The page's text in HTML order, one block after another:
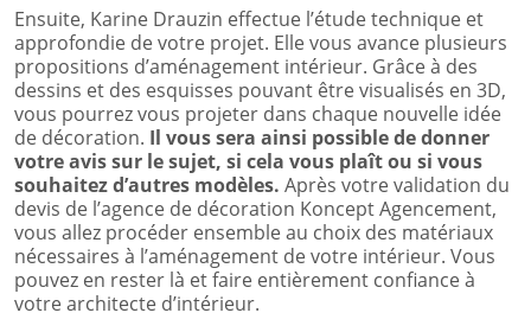
Ensuite, Karine Drauzin effectue l’étude technique et
approfondie de votre projet. Elle vous avance plusieurs
propositions d’aménagement intérieur. Grâce à des
dessins et des esquisses pouvant être visualisés en 3D,
vous pourrez vous projeter dans chaque nouvelle idée
de décoration. Il vous sera ainsi possible de donner
votre avis sur le sujet, si cela vous plaît ou si vous
souhaitez d’autres modèles. Après votre validation du
devis de l’agence de décoration Koncept Agencement,
vous allez procéder ensemble au choix des matériaux
nécessaires à l’aménagement de votre intérieur. Vous
pouvez en rester là et faire entièrement confiance à
votre architecte d’intérieur.